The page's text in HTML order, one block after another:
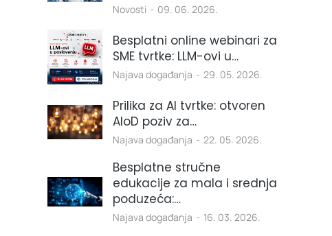
Novosti 09. 06. 2026.
Besplatni online webinari za
SME tvrtke: LLM-ovi u…
Najava događanja 29. 05. 2026.
Prilika za AI tvrtke: otvoren
AIoD poziv za…
Najava događanja 22. 05. 2026.
Besplatne stručne
edukacije za mala i srednja
poduzeća:…
Najava događanja 16. 03. 2026.